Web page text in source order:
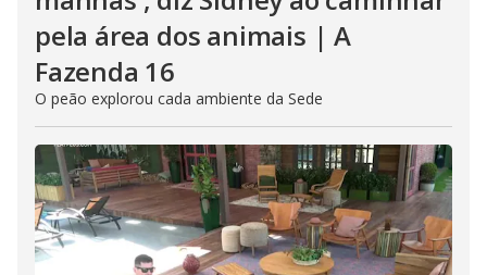
pela área dos animais | A
Fazenda 16
O peão explorou cada ambiente da Sede